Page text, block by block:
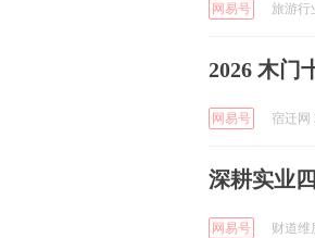
网易号 旅游行
2026 木门
网易号 宿迁网
深耕实业
网易号 财道维